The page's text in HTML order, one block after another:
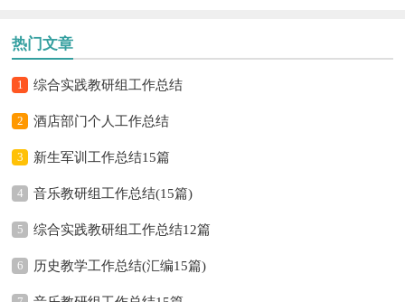
热门文章
1 综合实践教研组工作总结
2 酒店部门个人工作总结
3 新生军训工作总结15篇
4 音乐教研组工作总结(15篇)
5 综合实践教研组工作总结12篇
6 历史教学工作总结(汇编15篇)